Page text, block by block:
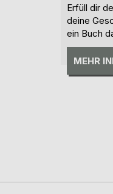
Erfüll dir
deine
ein Buch
MEHR